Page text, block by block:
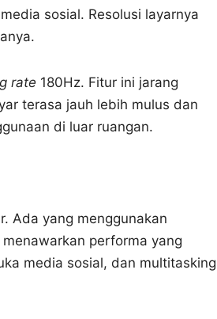
sosial. Resolusi layarnya
rate 180Hz. Fitur ini jarang
terasa jauh lebih mulus dan
di luar ruangan.
Ada yang menggunakan
performa yang
media sosial, dan multitasking